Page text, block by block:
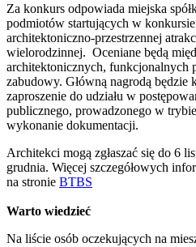
Za konkurs odpowiada miejska
podmiotów startujących w
architektoniczno-przestrzennej
wielorodzinnej. Oceniane będą
architektonicznych, funkcjonalnych
zabudowy. Główną nagrodą będzie
zaproszenie do udziału w
publicznego, prowadzonego w
wykonanie dokumentacji.
Architekci mogą zgłaszać się do 6
grudnia. Więcej szczegółowych
na stronie BTBS
Warto wiedzieć
Na liście osób oczekujących na